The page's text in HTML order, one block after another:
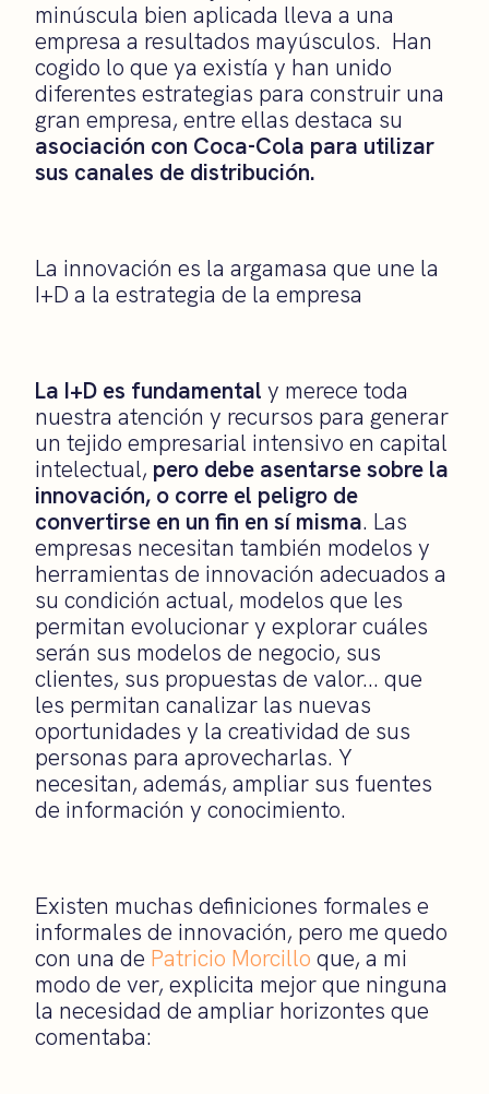
minúscula bien aplicada lleva a una
empresa a resultados mayúsculos. Han
cogido lo que ya existía y han unido
diferentes estrategias para construir una
gran empresa, entre ellas destaca su
asociación con Coca-Cola para utilizar
sus canales de distribución.
La innovación es la argamasa que une la
I+D a la estrategia de la empresa
La I+D es fundamental y merece toda
nuestra atención y recursos para generar
un tejido empresarial intensivo en capital
intelectual, pero debe asentarse sobre la
innovación, o corre el peligro de
convertirse en un fin en sí misma. Las
empresas necesitan también modelos y
herramientas de innovación adecuados a
su condición actual, modelos que les
permitan evolucionar y explorar cuáles
serán sus modelos de negocio, sus
clientes, sus propuestas de valor… que
les permitan canalizar las nuevas
oportunidades y la creatividad de sus
personas para aprovecharlas. Y
necesitan, además, ampliar sus fuentes
de información y conocimiento.
Existen muchas definiciones formales e
informales de innovación, pero me quedo
con una de Patricio Morcillo que, a mi
modo de ver, explicita mejor que ninguna
la necesidad de ampliar horizontes que
comentaba: